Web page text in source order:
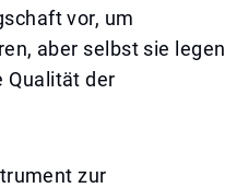
vor, um
aber selbst sie legen
Qualität der
zur